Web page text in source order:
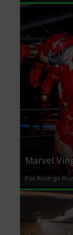
Marvel
Por Rodrigo